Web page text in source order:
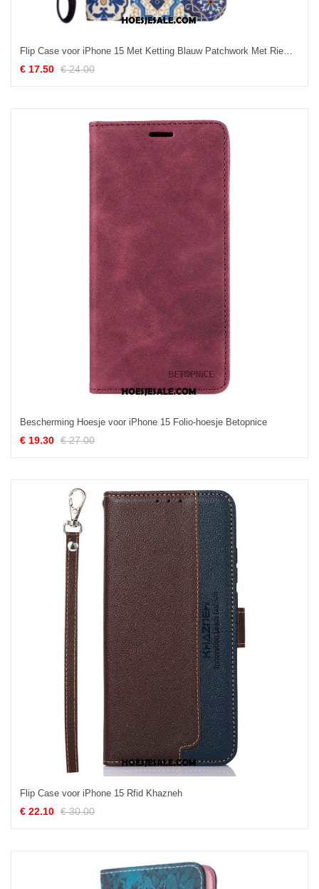
Flip Case voor iPhone 15 Met Ketting Blauw Patchwork Met Riempje
€ 17.50 € 24.00
Bescherming Hoesje voor iPhone 15 Folio-hoesje Betopnice
€ 19.30 € 27.00
Flip Case voor iPhone 15 Rfid Khazneh
€ 22.10 € 30.00